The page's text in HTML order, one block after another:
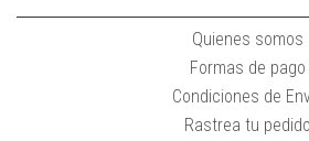
Quienes somos
Formas de pago
Condiciones de
Rastrea tu pedido